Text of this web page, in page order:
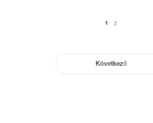
1 2
Következő